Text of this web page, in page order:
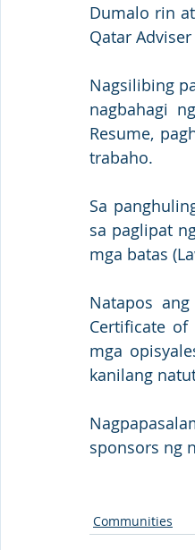
Dumalo rin
Qatar
Nagsilibing
nagbahagi
Resume,
trabaho.
Sa
sa paglipat
mga batas
Natapos
Certificate of
mga
kanilang
sponsors ng
Communities